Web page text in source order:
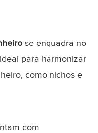
se enquadra no
para harmonizar
como nichos e
com